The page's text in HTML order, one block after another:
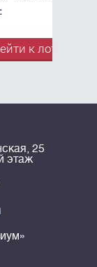
25
этаж